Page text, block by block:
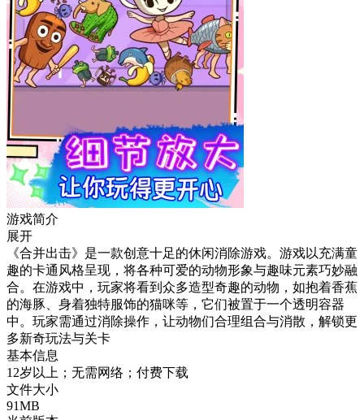
游戏简介
展开
《合并出击》是一款创意十足的休闲消除游戏。游戏以充满童
趣的卡通风格呈现，将各种可爱的动物形象与趣味元素巧妙融
合。在游戏中，玩家将看到众多造型奇趣的动物，如抱着香蕉
的海豚、身着独特服饰的猫咪等，它们被置于一个透明容器
中。玩家需通过消除操作，让动物们合理组合与消散，解锁更
多新奇玩法与关卡
基本信息
12岁以上；无需网络；付费下载
文件大小
91MB